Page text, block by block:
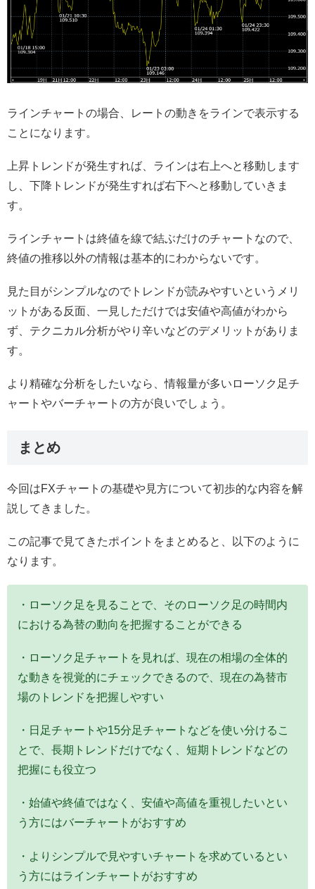
ラインチャートの場合、レートの動きをラインで表示する
ことになります。
上昇トレンドが発生すれば、ラインは右上へと移動します
し、下降トレンドが発生すれば右下へと移動していきま
す。
ラインチャートは終値を線で結ぶだけのチャートなので、
終値の推移以外の情報は基本的にわからないです。
見た目がシンプルなのでトレンドが読みやすいというメリ
ットがある反面、一見しただけでは安値や高値がわから
ず、テクニカル分析がやり辛いなどのデメリットがありま
す。
より精確な分析をしたいなら、情報量が多いローソク足チ
ャートやバーチャートの方が良いでしょう。
まとめ
今回はFXチャートの基礎や見方について初歩的な内容を解
説してきました。
この記事で見てきたポイントをまとめると、以下のように
なります。
・ローソク足を見ることで、そのローソク足の時間内
における為替の動向を把握することができる
・ローソク足チャートを見れば、現在の相場の全体的
な動きを視覚的にチェックできるので、現在の為替市
場のトレンドを把握しやすい
・日足チャートや15分足チャートなどを使い分けるこ
とで、長期トレンドだけでなく、短期トレンドなどの
把握にも役立つ
・始値や終値ではなく、安値や高値を重視したいとい
う方にはバーチャートがおすすめ
・よりシンプルで見やすいチャートを求めているとい
う方にはラインチャートがおすすめ